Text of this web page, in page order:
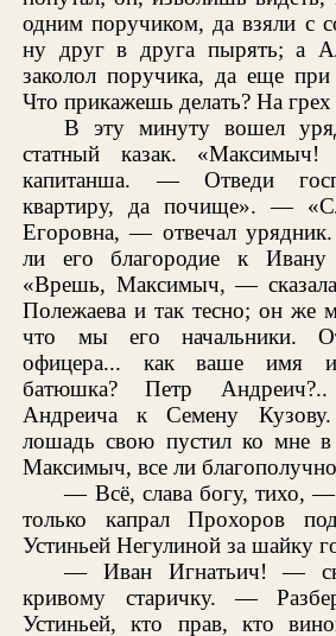
одним поручиком, да взяли с
ну друг в друга пырять; а
заколол поручика, да еще при
Что прикажешь делать? На грех
В эту минуту вошел
статный казак.
капитанша. — Отведи
квартиру, да почище». —
Егоровна, — отвечал
ли его благородие к
«Врешь, Максимыч, —
Полежаева и так тесно; он же
что мы его начальники.
офицера... как ваше имя
батюшка? Петр
Андреича к Семену
лошадь свою пустил ко мне
Максимыч, все ли
— Всё, слава богу, тихо,
только капрал Прохоров
Устиньей Негулиной за шайку
— Иван Игнатьич! —
кривому старичку. —
Устиньей, кто прав, кто